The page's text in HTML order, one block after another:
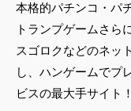
本格的パチンコ・パ
トランプゲームさら
スゴロクなどのネッ
し、ハンゲームでプ
ビスの最大手サイト